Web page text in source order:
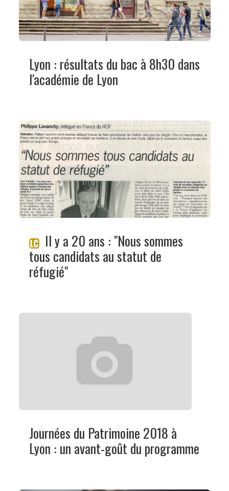
Lyon : résultats du bac à 8h30 dans
l'académie de Lyon
Il y a 20 ans : "Nous sommes
tous candidats au statut de
réfugié"
Journées du Patrimoine 2018 à
Lyon : un avant-goût du programme